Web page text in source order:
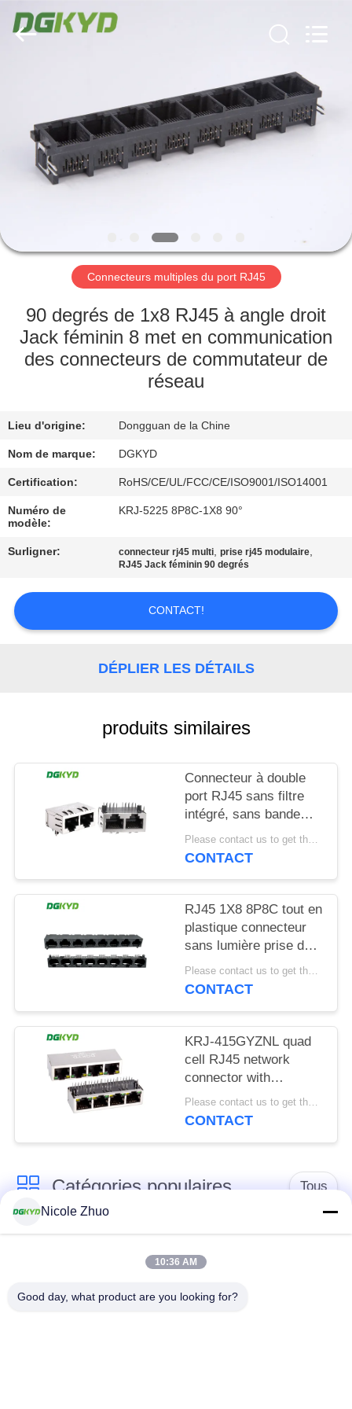
PRODUITS
AU
SUJET
DE
NOUS
CONTRÔLE
DE
QUALITÉ
CONTACTEZ-
NOUS
DEMANDEZ
MATIÈRE
PROTECTION
Keyouda
Electronic
Technology
Co.,ltd.
Connecteurs multiples du port RJ45
90 degrés de 1x8 RJ45 à angle droit
Jack féminin 8 met en communication
des connecteurs de commutateur de
réseau
Lieu d'origine: Dongguan de la Chine
Nom de marque: DGKYD
Certification: RoHS/CE/UL/FCC/CE/ISO9001/ISO14001
Numéro de
modèle:
KRJ-5225 8P8C-1X8 90°
Surligner: connecteur rj45 multi,prise rj45 modulaire,
RJ45 Jack féminin 90 degrés
CONTACT!
DÉPLIER LES DÉTAILS
produits similaires
Connecteur à double
port RJ45 sans filtre
intégré, sans bande
lumineuse, épingle de
blindage avant 4,57
Please contact us to get the latest price. MOQ:1 pièce
CONTACT
RJ45 1X8 8P8C tout en
plastique connecteur
sans lumière prise de
réseau
DGKYD561888IWA1DY1022
Please contact us to get the latest price. MOQ:1 pièce
CONTACT
KRJ-415GYZNL quad
cell RJ45 network
connector with
100Mbps integrated
Ethernet filtering
Please contact us to get the latest price. MOQ:1 pièce
CONTACT
Catégories populaires Tous
connecteur de
connecteur protégé
par rj45
Connecteurs
Nicole Zhuo
10:36 AM
Good day, what product are you looking for?